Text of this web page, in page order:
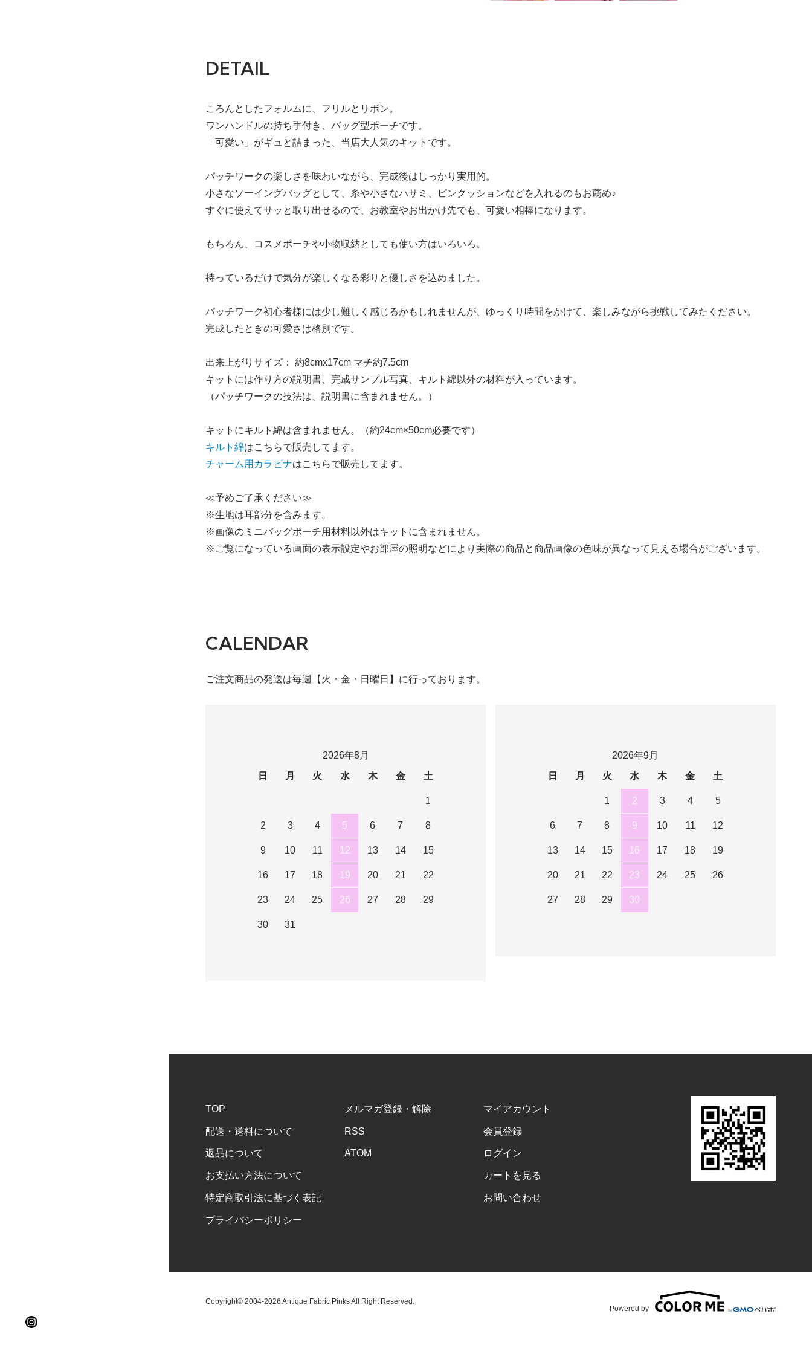
DETAIL
ころんとしたフォルムに、フリルとリボン。
ワンハンドルの持ち手付き、バッグ型ポーチです。
「可愛い」がギュと詰まった、当店大人気のキットです。
パッチワークの楽しさを味わいながら、完成後はしっかり実用的。
小さなソーイングバッグとして、糸や小さなハサミ、ピンクッションなどを入れるのもお薦め♪
すぐに使えてサッと取り出せるので、お教室やお出かけ先でも、可愛い相棒になります。
もちろん、コスメポーチや小物収納としても使い方はいろいろ。
持っているだけで気分が楽しくなる彩りと優しさを込めました。
パッチワーク初心者様には少し難しく感じるかもしれませんが、ゆっくり時間をかけて、楽しみながら挑戦してみたください。
完成したときの可愛さは格別です。
出来上がりサイズ： 約8cmx17cm マチ約7.5cm
キットには作り方の説明書、完成サンプル写真、キルト綿以外の材料が入っています。
（パッチワークの技法は、説明書に含まれません。）
キットにキルト綿は含まれません。（約24cm×50cm必要です）
キルト綿はこちらで販売してます。
チャーム用カラビナはこちらで販売してます。
≪予めご了承ください≫
※生地は耳部分を含みます。
※画像のミニバッグポーチ用材料以外はキットに含まれません。
※ご覧になっている画面の表示設定やお部屋の照明などにより実際の商品と商品画像の色味が異なって見える場合がございます。
CALENDAR
ご注文商品の発送は毎週【火・金・日曜日】に行っております。
2026年8月
日
月 火 水 木 金 土
1
2 3 4 5 6 7 8
9 10 11 12 13 14 15
16 17 18 19 20 21 22
23 24 25 26 27 28 29
30 31
2026年9月
日
月 火 水 木 金 土
1 2 3 4 5
6 7 8 9 10 11 12
13 14 15 16 17 18 19
20 21 22 23 24 25 26
27 28 29 30
TOP
配送・送料について
返品について
お支払い方法について
特定商取引法に基づく表記
プライバシーポリシー
メルマガ登録・解除
RSS
ATOM
マイアカウント
会員登録
ログイン
カートを見る
お問い合わせ
Copyright© 2004-2026 Antique Fabric Pinks All Right Reserved.
Powered by